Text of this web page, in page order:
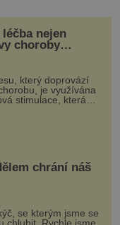
nejen
choroby
který doprovází
je využívána
stimulace, která
invazivní
zacílení ...
chrání náš
se kterým jsme se